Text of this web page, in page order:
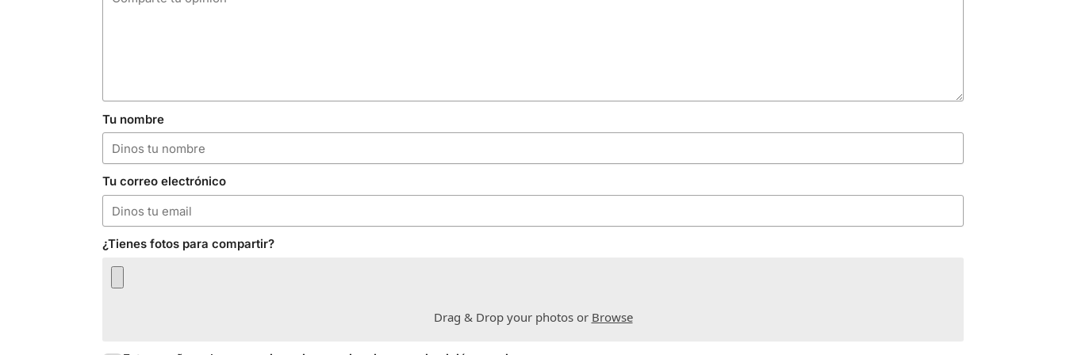
Tu nombre
Tu correo electrónico
¿Tienes fotos para compartir?
Drag & Drop your photos or Browse